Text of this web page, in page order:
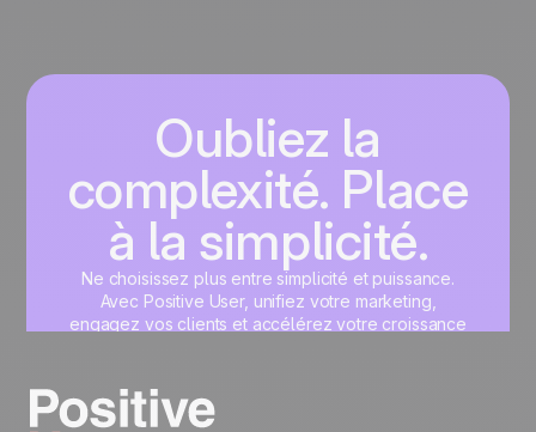
Oubliez la
complexité. Place
à la simplicité.
Ne choisissez plus entre simplicité et puissance.
Avec Positive User, unifiez votre marketing,
engagez vos clients et accélérez votre croissance
Commencez maintenant